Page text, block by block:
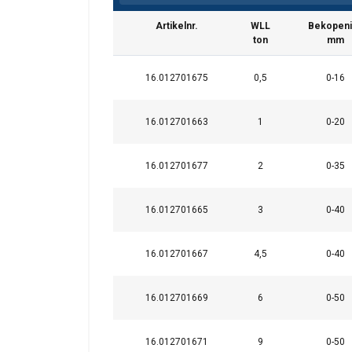
Artikelnr.
WLL
ton
mm
16.012701675 0,5 0-16
16.012701663 1 0-20
16.012701677 2 0-35
16.012701665 3 0-40
16.012701667 4,5 0-40
16.012701669 6 0-50
16.012701671 9 0-50
Markering:
Waarschuwing:
Veiligheidsfactor:
Deze
We gebruiken
delen ook
uw gebruik van hun
noodzakelijk